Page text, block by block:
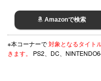
Amazonで検索
※本コーナーで対象となるタイト
きます。
PS2、DC、